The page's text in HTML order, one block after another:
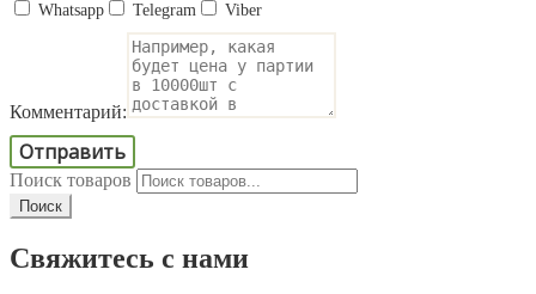
Whatsapp Telegram Viber
Комментарий:
Отправить
Поиск товаров
Поиск
Свяжитесь с нами